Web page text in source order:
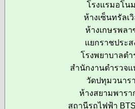
โรงแรมอโน
ห้างเซ็นทรัลเ
ห้างเกษรพลา
แยกราชประส
โรงพยาบาลตำ
สำนักงานตำรวจ
วัดปทุมวนาร
ห้างสยามพารา
สถานีรถไฟฟ้า